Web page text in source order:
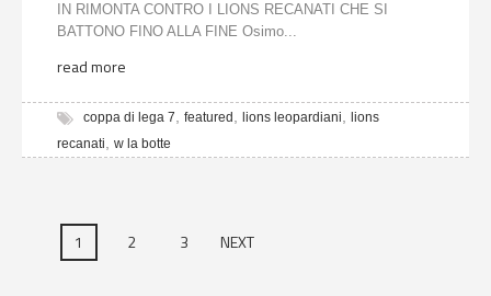
IN RIMONTA CONTRO I LIONS RECANATI CHE SI
BATTONO FINO ALLA FINE Osimo...
read more
coppa di lega 7, featured , lions leopardiani, lions
recanati, w la botte
1 2 3 NEXT